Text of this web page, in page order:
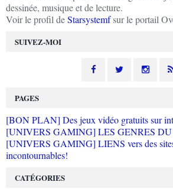
SUIVEZ-MOI
dessinée, musique et de lecture.
Voir le profil deStarsystemfsur le portail
PAGES
[BON PLAN] Des jeux vidéo gratuits sur
[UNIVERS GAMING] LES GENRES
[UNIVERS GAMING] LIENS vers des
incontournables!
CATÉGORIES